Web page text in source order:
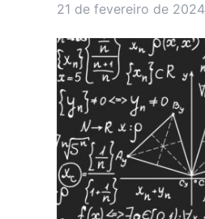
21 de fevereiro de 2024